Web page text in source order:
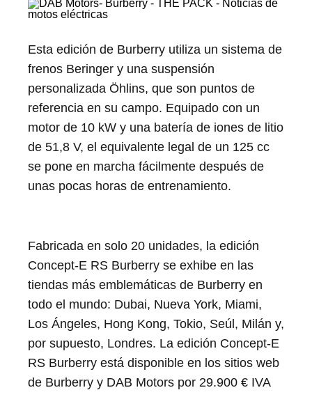
Esta edición de Burberry utiliza un sistema de
frenos Beringer y una suspensión
personalizada Öhlins, que son puntos de
referencia en su campo. Equipado con un
motor de 10 kW y una batería de iones de litio
de 51,8 V, el equivalente legal de un 125 cc
se pone en marcha fácilmente después de
unas pocas horas de entrenamiento.
Fabricada en solo 20 unidades, la edición
Concept-E RS Burberry se exhibe en las
tiendas más emblemáticas de Burberry en
todo el mundo: Dubai, Nueva York, Miami,
Los Ángeles, Hong Kong, Tokio, Seúl, Milán y,
por supuesto, Londres. La edición Concept-E
RS Burberry está disponible en los sitios web
de Burberry y DAB Motors por 29.900 € IVA